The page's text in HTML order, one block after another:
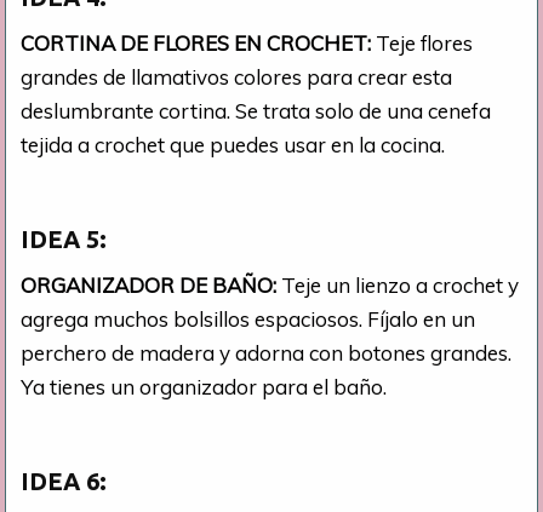
CORTINA DE FLORES EN CROCHET: Teje flores
grandes de llamativos colores para crear esta
deslumbrante cortina. Se trata solo de una cenefa
tejida a crochet que puedes usar en la cocina.
IDEA 5:
ORGANIZADOR DE BAÑO: Teje un lienzo a crochet y
agrega muchos bolsillos espaciosos. Fíjalo en un
perchero de madera y adorna con botones grandes.
Ya tienes un organizador para el baño.
IDEA 6: